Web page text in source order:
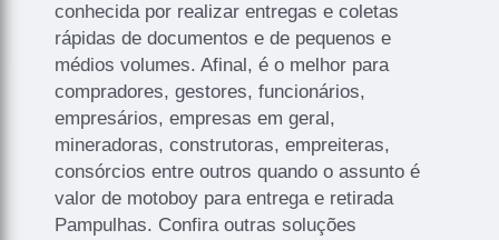
conhecida por realizar entregas e coletas
rápidas de documentos e de pequenos e
médios volumes. Afinal, é o melhor para
compradores, gestores, funcionários,
empresários, empresas em geral,
mineradoras, construtoras, empreiteras,
consórcios entre outros quando o assunto é
valor de motoboy para entrega e retirada
Pampulhas. Confira outras soluções